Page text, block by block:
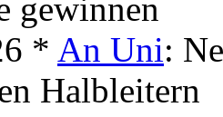
gewinnen
* An Uni:
Halbleitern